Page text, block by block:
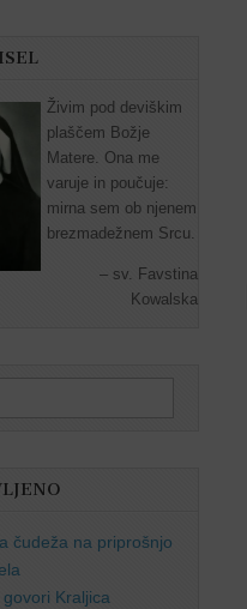
Živim pod deviškim
plaščem Božje
Matere. Ona me
varuje in poučuje:
mirna sem ob njenem
brezmadežnem Srcu.
sv. Favstina
Kowalska
čudeža na priprošnjo
Kraljica